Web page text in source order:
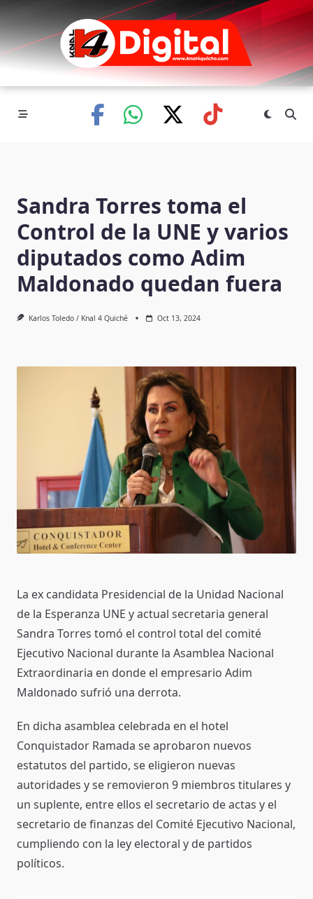
Skip
content
Sandra Torres toma el
Control de la UNE y varios
diputados como Adim
Maldonado quedan fuera
Karlos Toledo / Knal 4 Quiché Oct 13, 2024
La ex candidata Presidencial de la Unidad Nacional
de la Esperanza UNE y actual secretaria general
Sandra Torres tomó el control total del comité
Ejecutivo Nacional durante la Asamblea Nacional
Extraordinaria en donde el empresario Adim
Maldonado sufrió una derrota.
En dicha asamblea celebrada en el hotel
Conquistador Ramada se aprobaron nuevos
estatutos del partido, se eligieron nuevas
autoridades y se removieron 9 miembros titulares y
un suplente, entre ellos el secretario de actas y el
secretario de finanzas del Comité Ejecutivo Nacional,
cumpliendo con la ley electoral y de partidos
políticos.